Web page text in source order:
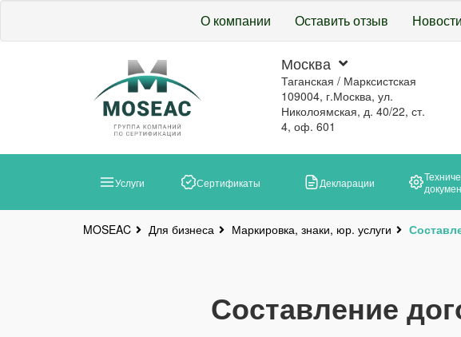
О компании Оставить отзыв Новости
Москва
Таганская / Марксистская
109004, г.Москва, ул.
Николоямская, д. 40/22, ст.
4, оф. 601
Услуги Сертификаты Декларации
MOSEAC Для бизнеса Маркировка, знаки, юр. услуги
Составление